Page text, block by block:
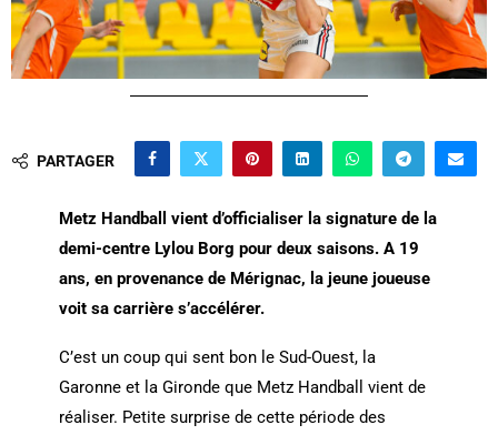
PARTAGER
Metz Handball vient d’officialiser la signature de la
demi-centre Lylou Borg pour deux saisons. A 19
ans, en provenance de Mérignac, la jeune joueuse
voit sa carrière s’accélérer.
C’est un coup qui sent bon le Sud-Ouest, la
Garonne et la Gironde que Metz Handball vient de
réaliser. Petite surprise de cette période des